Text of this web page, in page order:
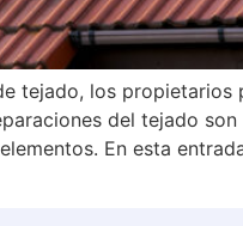
tejado, los propietarios
del tejado
En esta